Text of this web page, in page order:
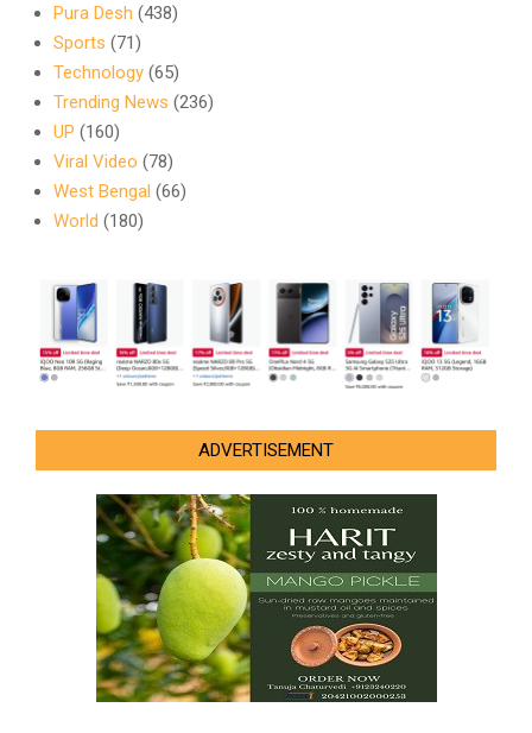
Pura Desh (438)
Sports (71)
Technology (65)
Trending News (236)
UP (160)
Viral Video (78)
West Bengal (66)
World (180)
ADVERTISEMENT